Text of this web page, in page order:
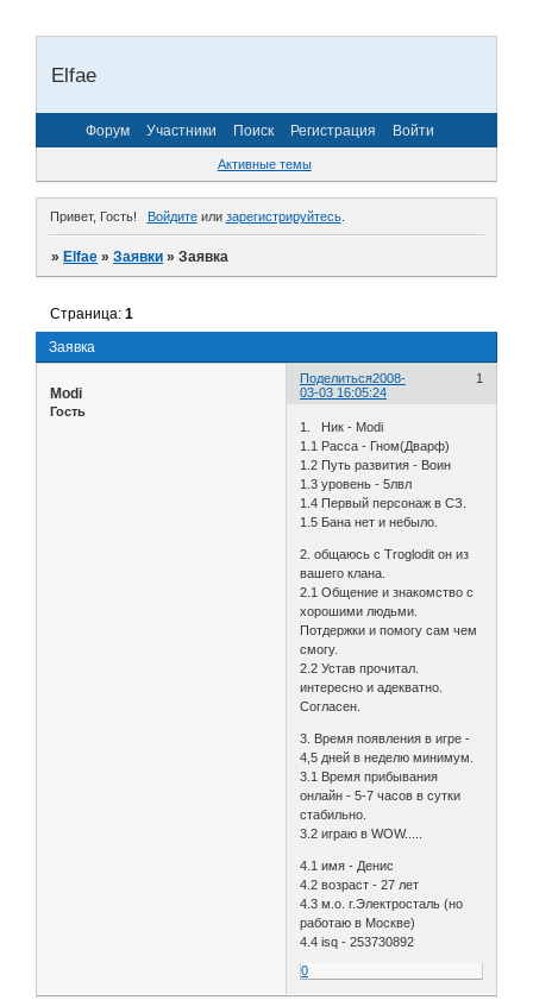
Elfae
Форум Участники Поиск Регистрация Войти
Активные темы
Привет, Гость! Войдитеили зарегистрируйтесь.
»Elfae »Заявки »Заявка
Заявка
Страница:1
Поделиться 1
2008-
03-03 16:05:24
Modi
Гость
1. Ник - Modi
1.1 Расса - Гном(Дварф)
1.2 Путь развития - Воин
1.3 уровень - 5лвл
1.4 Первый персонаж в СЗ.
1.5 Бана нет и небыло.
2. общаюсь с Troglodit он из
вашего клана.
2.1 Общение и знакомство с
хорошими людьми.
Потдержки и помогу сам чем
смогу.
2.2 Устав прочитал.
интересно и адекватно.
Согласен.
3. Время появления в игре -
4,5 дней в неделю минимум.
3.1 Время прибывания
онлайн - 5-7 часов в сутки
стабильно.
3.2 играю в WOW.....
4.1 имя - Денис
4.2 возраст - 27 лет
4.3 м.о. г.Электросталь (но
работаю в Москве)
4.4 isq - 253730892
0